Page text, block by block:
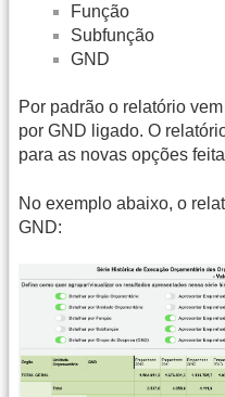
Função
Subfunção
GND
Por padrão o relatório
por GND ligado. O
para as novas opções
No exemplo abaixo, o
GND: